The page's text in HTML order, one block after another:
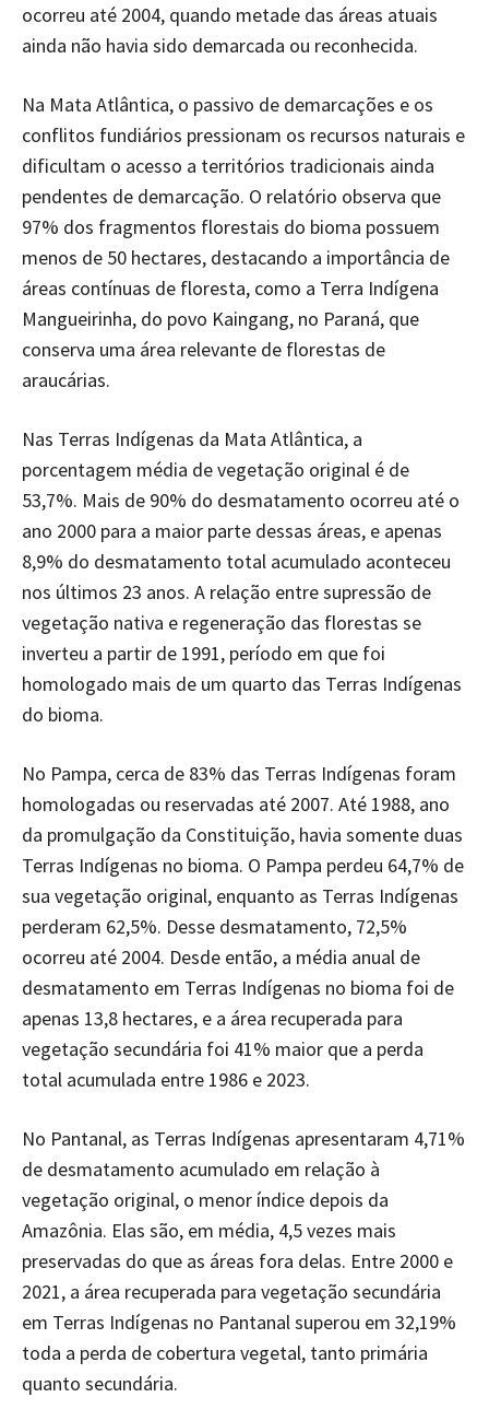
ocorreu até 2004, quando metade das áreas atuais
ainda não havia sido demarcada ou reconhecida.
Na Mata Atlântica, o passivo de demarcações e os
conflitos fundiários pressionam os recursos naturais e
dificultam o acesso a territórios tradicionais ainda
pendentes de demarcação. O relatório observa que
97% dos fragmentos florestais do bioma possuem
menos de 50 hectares, destacando a importância de
áreas contínuas de floresta, como a Terra Indígena
Mangueirinha, do povo Kaingang, no Paraná, que
conserva uma área relevante de florestas de
araucárias.
Nas Terras Indígenas da Mata Atlântica, a
porcentagem média de vegetação original é de
53,7%. Mais de 90% do desmatamento ocorreu até o
ano 2000 para a maior parte dessas áreas, e apenas
8,9% do desmatamento total acumulado aconteceu
nos últimos 23 anos. A relação entre supressão de
vegetação nativa e regeneração das florestas se
inverteu a partir de 1991, período em que foi
homologado mais de um quarto das Terras Indígenas
do bioma.
No Pampa, cerca de 83% das Terras Indígenas foram
homologadas ou reservadas até 2007. Até 1988, ano
da promulgação da Constituição, havia somente duas
Terras Indígenas no bioma. O Pampa perdeu 64,7% de
sua vegetação original, enquanto as Terras Indígenas
perderam 62,5%. Desse desmatamento, 72,5%
ocorreu até 2004. Desde então, a média anual de
desmatamento em Terras Indígenas no bioma foi de
apenas 13,8 hectares, e a área recuperada para
vegetação secundária foi 41% maior que a perda
total acumulada entre 1986 e 2023.
No Pantanal, as Terras Indígenas apresentaram 4,71%
de desmatamento acumulado em relação à
vegetação original, o menor índice depois da
Amazônia. Elas são, em média, 4,5 vezes mais
preservadas do que as áreas fora delas. Entre 2000 e
2021, a área recuperada para vegetação secundária
em Terras Indígenas no Pantanal superou em 32,19%
toda a perda de cobertura vegetal, tanto primária
quanto secundária.